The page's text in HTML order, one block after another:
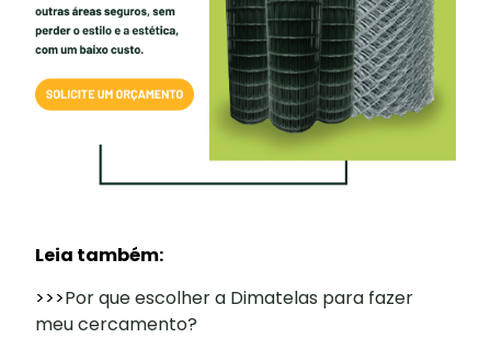
Leia também:
>>>Por que escolher a Dimatelas para fazer
meu cercamento?